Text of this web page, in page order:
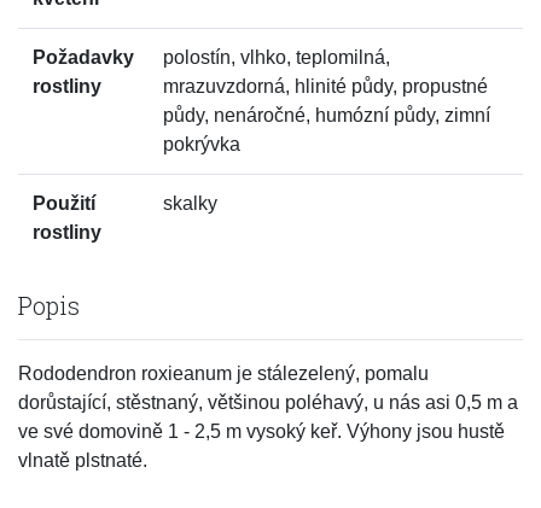
Požadavky
rostliny
polostín, vlhko, teplomilná,
mrazuvzdorná, hlinité půdy, propustné
půdy, nenáročné, humózní půdy, zimní
pokrývka
Použití
rostliny
skalky
Popis
Rododendron roxieanum je stálezelený, pomalu
dorůstající, stěstnaný, většinou poléhavý, u nás asi 0,5 m a
ve své domovině 1 - 2,5 m vysoký keř. Výhony jsou hustě
vlnatě plstnaté.